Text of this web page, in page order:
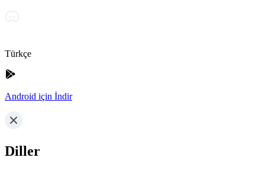
Türkçe
Android için İndir
Diller